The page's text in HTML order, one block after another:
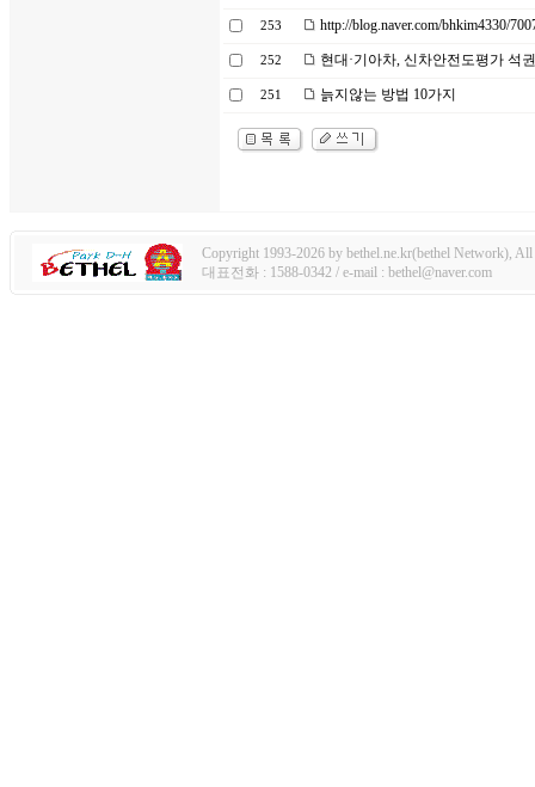
253 http://blog.naver.com/bhkim4330/
252 현대·기아차, 신차안전도평가 석권
251 늙지않는 방법 10가지
Copyright 1993-2026 by bethel.ne.kr(bethel Network), All
대표전화 : 1588-0342 / e-mail : bethel@naver.com